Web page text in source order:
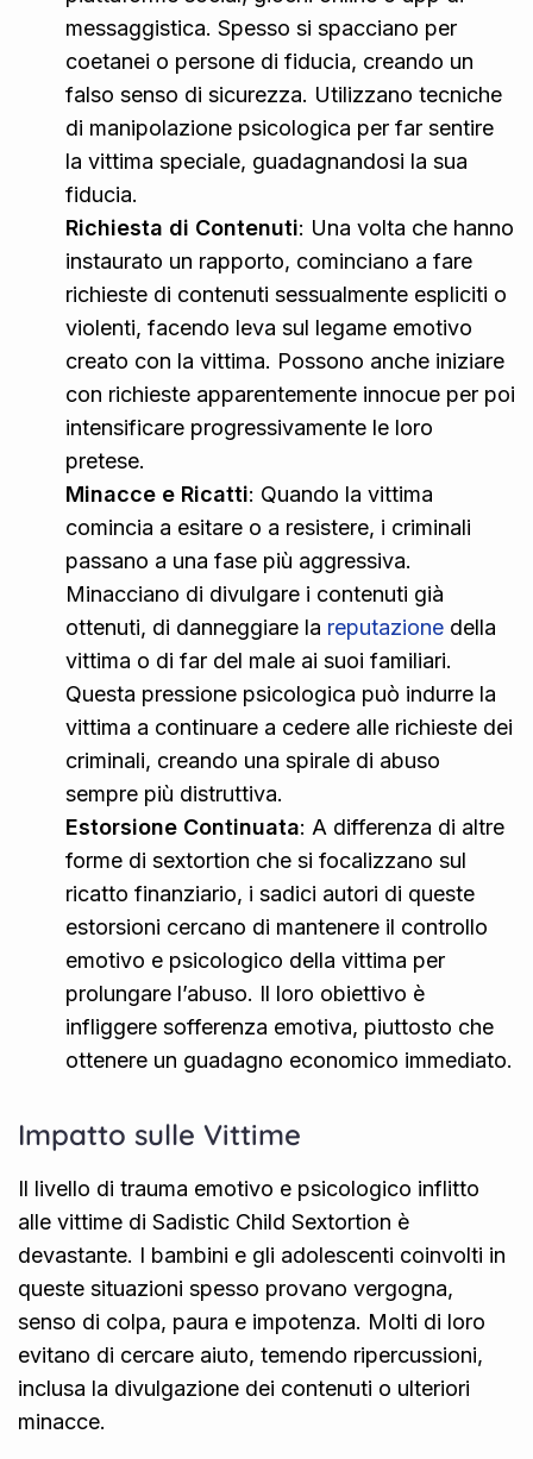
messaggistica. Spesso si spacciano per
coetanei o persone di fiducia, creando un
falso senso di sicurezza. Utilizzano tecniche
di manipolazione psicologica per far sentire
la vittima speciale, guadagnandosi la sua
fiducia.
Richiesta di Contenuti: Una volta che hanno
instaurato un rapporto, cominciano a fare
richieste di contenuti sessualmente espliciti o
violenti, facendo leva sul legame emotivo
creato con la vittima. Possono anche iniziare
con richieste apparentemente innocue per poi
intensificare progressivamente le loro
pretese.
Minacce e Ricatti: Quando la vittima
comincia a esitare o a resistere, i criminali
passano a una fase più aggressiva.
Minacciano di divulgare i contenuti già
ottenuti, di danneggiare la reputazione della
vittima o di far del male ai suoi familiari.
Questa pressione psicologica può indurre la
vittima a continuare a cedere alle richieste dei
criminali, creando una spirale di abuso
sempre più distruttiva.
Estorsione Continuata: A differenza di altre
forme di sextortion che si focalizzano sul
ricatto finanziario, i sadici autori di queste
estorsioni cercano di mantenere il controllo
emotivo e psicologico della vittima per
prolungare l’abuso. Il loro obiettivo è
infliggere sofferenza emotiva, piuttosto che
ottenere un guadagno economico immediato.
Impatto sulle Vittime
Il livello di trauma emotivo e psicologico inflitto
alle vittime di Sadistic Child Sextortion è
devastante. I bambini e gli adolescenti coinvolti in
queste situazioni spesso provano vergogna,
senso di colpa, paura e impotenza. Molti di loro
evitano di cercare aiuto, temendo ripercussioni,
inclusa la divulgazione dei contenuti o ulteriori
minacce.